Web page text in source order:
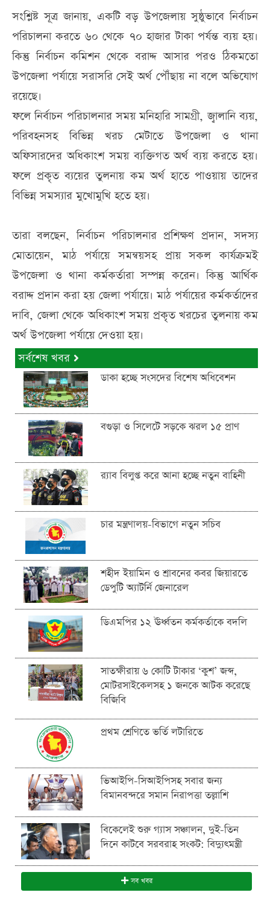
সংশ্লিষ্ট সূত্র জানায়, একটি বড় উপজেলায় সুষ্ঠুভাবে নির্বাচন
পরিচালনা করতে ৬০ থেকে ৭০ হাজার টাকা পর্যন্ত ব্যয় হয়।
কিন্তু নির্বাচন কমিশন থেকে বরাদ্দ আসার পরও ঠিকমতো
উপজেলা পর্যায়ে সরাসরি সেই অর্থ পৌঁছায় না বলে অভিযোগ
রয়েছে।
ফলে নির্বাচন পরিচালনার সময় মনিহারি সামগ্রী, জ্বালানি ব্যয়,
পরিবহনসহ বিভিন্ন খরচ মেটাতে উপজেলা ও থানা
অফিসারদের অধিকাংশ সময় ব্যক্তিগত অর্থ ব্যয় করতে হয়।
ফলে প্রকৃত ব্যয়ের তুলনায় কম অর্থ হাতে পাওয়ায় তাদের
বিভিন্ন সমস্যার মুখোমুখি হতে হয়।
তারা বলছেন, নির্বাচন পরিচালনার প্রশিক্ষণ প্রদান, সদস্য
মোতায়েন, মাঠ পর্যায়ে সমন্বয়সহ প্রায় সকল কার্যক্রমই
উপজেলা ও থানা কর্মকর্তারা সম্পন্ন করেন। কিন্তু আর্থিক
বরাদ্দ প্রদান করা হয় জেলা পর্যায়ে। মাঠ পর্যায়ের কর্মকর্তাদের
দাবি, জেলা থেকে অধিকাংশ সময় প্রকৃত খরচের তুলনায় কম
অর্থ উপজেলা পর্যায়ে দেওয়া হয়।
সর্বশেষ খবর
ডাকা হচ্ছে সংসদের বিশেষ অধিবেশন
বগুড়া ও সিলেটে সড়কে ঝরল ১৫ প্রাণ
র‍্যাব বিলুপ্ত করে আনা হচ্ছে নতুন বাহিনী
চার মন্ত্রণালয়-বিভাগে নতুন সচিব
শহীদ ইয়ামিন ও শ্রাবনের কবর জিয়ারতে
ডেপুটি অ্যাটর্নি জেনারেল
ডিএমপির ১২ ঊর্ধ্বতন কর্মকর্তাকে বদলি
সাতক্ষীরায় ৬ কোটি টাকার ‘কুশ’ জব্দ,
মোটরসাইকেলসহ ১ জনকে আটক করেছে
বিজিবি
প্রথম শ্রেণিতে ভর্তি লটারিতে
ভিআইপি-সিআইপিসহ সবার জন্য
বিমানবন্দরে সমান নিরাপত্তা তল্লাশি
বিকেলেই শুরু গ্যাস সঞ্চালন, দুই-তিন
দিনে কাটবে সরবরাহ সংকট: বিদ্যুৎমন্ত্রী
সব খবর